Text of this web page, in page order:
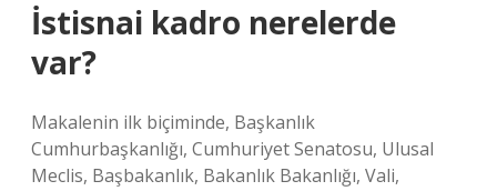
İstisnai kadro nerelerde
var?
Makalenin ilk biçiminde, Başkanlık
Cumhurbaşkanlığı, Cumhuriyet Senatosu, Ulusal
Meclis, Başbakanlık, Bakanlık Bakanlığı, Vali,